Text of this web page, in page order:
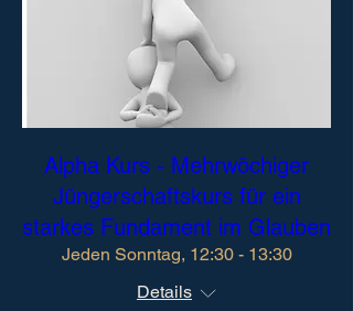
Alpha Kurs - Mehrwöchiger
Jüngerschaftskurs für ein
starkes Fundament im Glauben​
Jeden Sonntag, 12:30 - 13:30
Details